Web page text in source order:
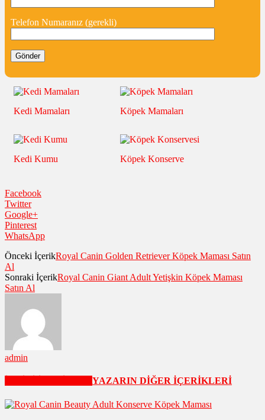
Telefon Numaranız (gerekli)
Kedi Mamaları Köpek Mamaları
Kedi Kumu Köpek Konserve
Facebook
Twitter
Google+
Pinterest
WhatsApp
Önceki İçerikRoyal Canin Golden Retriever Köpek Maması Satın
Al
Sonraki İçerikRoyal Canin Giant Adult Yetişkin Köpek Maması
Satın Al
admin
YAZARIN DİĞER İÇERİKLERİ